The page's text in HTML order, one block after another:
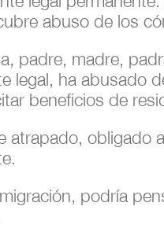
abuso de los
padre, madre,
legal, ha abusado
beneficios de
atrapado, obligado
podría